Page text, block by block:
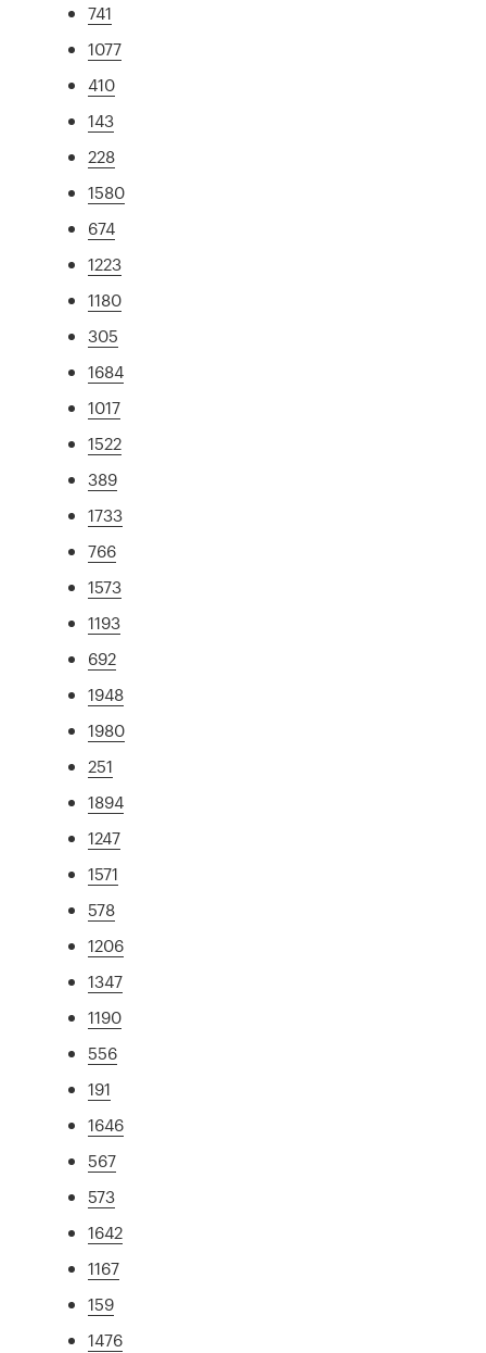
741
1077
410
143
228
1580
674
1223
1180
305
1684
1017
1522
389
1733
766
1573
1193
692
1948
1980
251
1894
1247
1571
578
1206
1347
1190
556
191
1646
567
573
1642
1167
159
1476